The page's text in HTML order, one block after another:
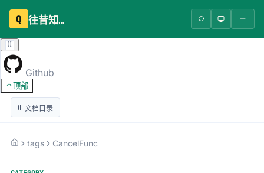
Q 往昔知识库
Github
顶部
文档目录
tags CancelFunc